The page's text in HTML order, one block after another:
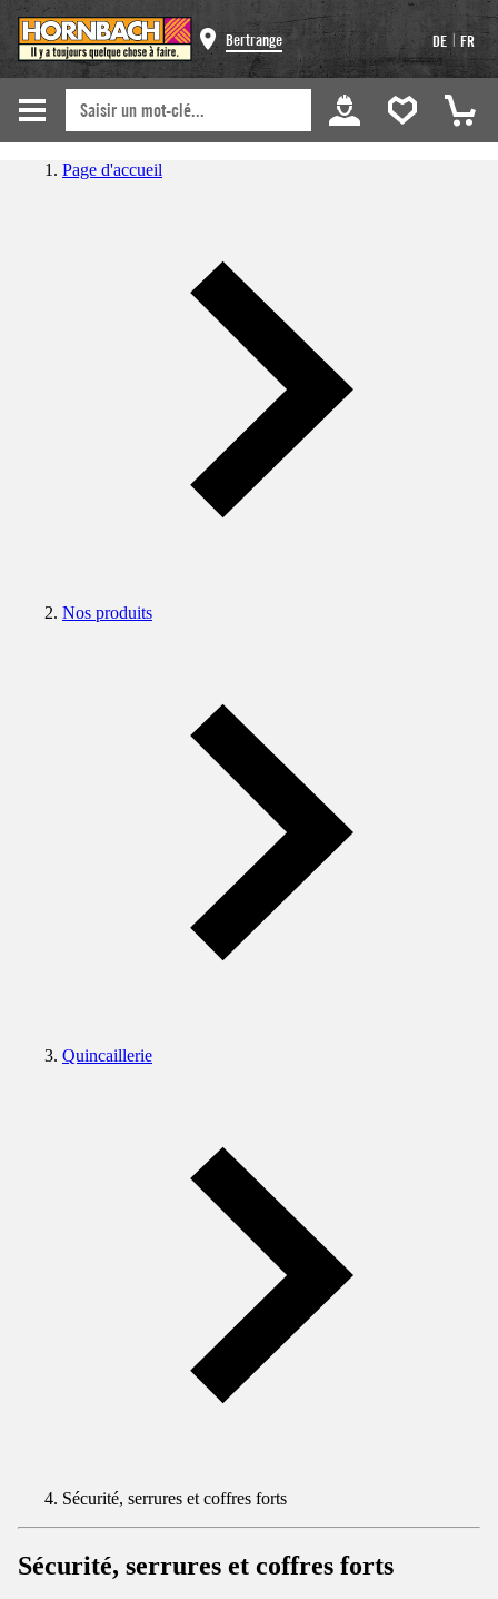
Bertrange DE | FR
Page d'accueil
Nos produits
Quincaillerie
Sécurité, serrures et coffres forts
Sécurité, serrures et coffres forts